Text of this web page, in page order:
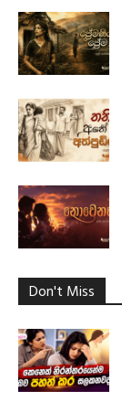
Don't Miss